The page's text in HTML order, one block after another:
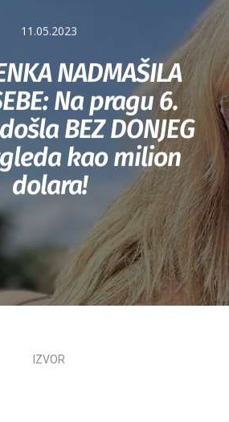
11.05.2023
NADMAŠILA
Na pragu 6.
BEZ DONJEG
kao milion
dolara!
IZVOR